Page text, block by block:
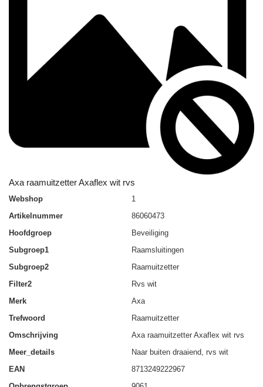
Axa raamuitzetter Axaflex wit rvs
Webshop
1
Artikelnummer
86060473
Hoofdgroep
Beveiliging
Subgroep1
Raamsluitingen
Subgroep2
Raamuitzetter
Filter2
Rvs wit
Merk
Axa
Trefwoord
Raamuitzetter
Omschrijving
Axa raamuitzetter Axaflex wit rvs
Meer_details
Naar buiten draaiend, rvs wit
EAN
8713249222967